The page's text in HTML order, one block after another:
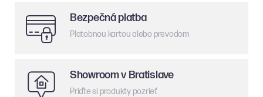
Bezpečná platba
Platobnou kartou alebo prevodom
Showroom v Bratislave
Príďte si produkty pozrieť